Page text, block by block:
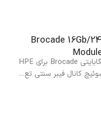
Brocade 16Gb/
ماژول سوئیچ SAN کانال فیبر 16 گیگابایتی Brocade برای HPE